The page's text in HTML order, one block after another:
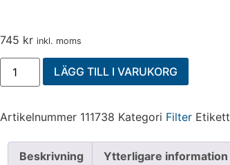
745 kr inkl. moms
LÄGG TILL I VARUKORG
Artikelnummer 111738 Kategori Filter Etikett
Beskrivning Ytterligare information